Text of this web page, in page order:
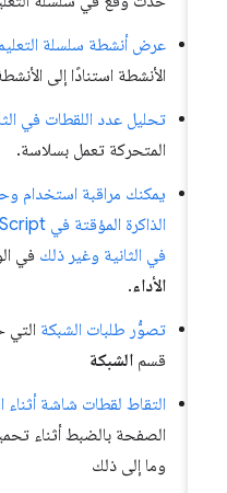
عرض أنشطة سلسلة
الأنشطة استنادًا إلى
تحليل عدد اللقطات في الثانية
المتحركة تعمل بسلاسة.
يمكنك مراقبة استخدام وحدة
في الثانية وغير ذلك في الوقت
الأداء.
تصوُّر طلبات الشبكةالتي
قسمالشبكة
التقاط لقطات شاشة أثناء
الصفحة بالضبط أثناء
وما إلى ذلك